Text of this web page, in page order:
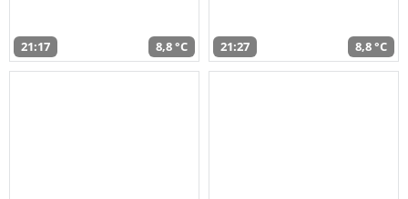
21:17 8,8 °C 21:27 8,8 °C